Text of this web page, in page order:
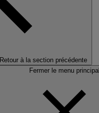
Retour à la section précédente
Fermer le menu principal